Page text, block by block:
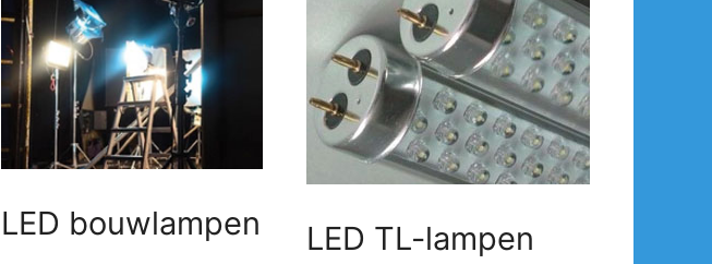
LED bouwlampen LED TL-lampen